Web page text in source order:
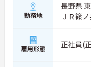
勤務地
長野県
ＪＲ篠
雇用形態 正社員(